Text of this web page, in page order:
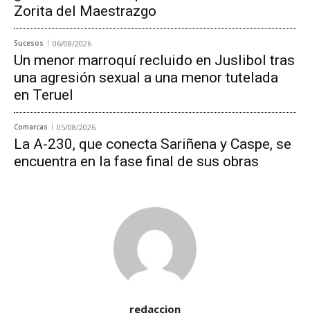
Zorita del Maestrazgo
Sucesos 06/08/2026
Un menor marroquí recluido en Juslibol tras
una agresión sexual a una menor tutelada
en Teruel
Comarcas 05/08/2026
La A-230, que conecta Sariñena y Caspe, se
encuentra en la fase final de sus obras
redaccion